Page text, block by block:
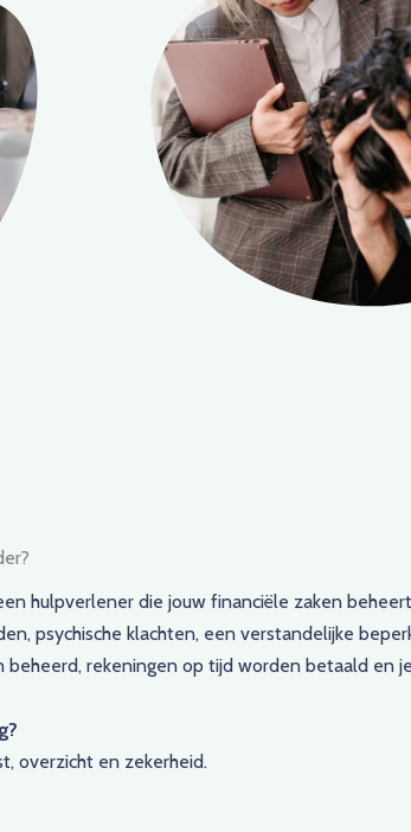
hulpverlener die jouw financiële zaken
psychische klachten, een verstandelijke
rekeningen op tijd worden betaald en
overzicht en zekerheid.